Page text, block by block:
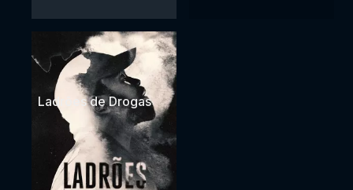
Ladrões de Drogas